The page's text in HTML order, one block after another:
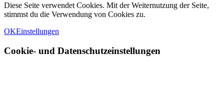
Diese Seite verwendet Cookies. Mit der Weiternutzung der Seite,
stimmst du die Verwendung von Cookies zu.
OKEinstellungen
Cookie- und Datenschutzeinstellungen